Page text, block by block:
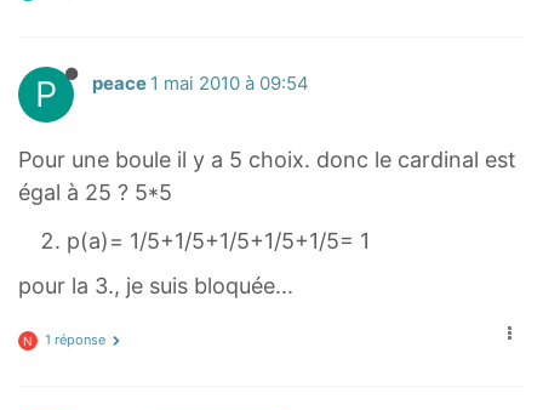
P peace 1 mai 2010 à 09:54
Pour une boule il y a 5 choix. donc le cardinal est
égal à 25 ? 5*5
p(a)= 1/5+1/5+1/5+1/5+1/5= 1
pour la 3., je suis bloquée...
N 1 réponse